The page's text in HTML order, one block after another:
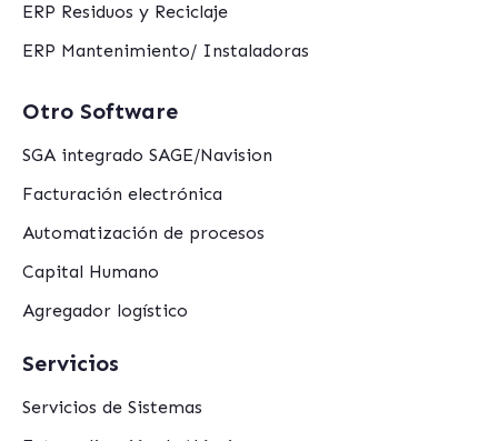
ERP Residuos y Reciclaje
ERP Mantenimiento/ Instaladoras
Otro Software
SGA integrado SAGE/Navision
Facturación electrónica
Automatización de procesos
Capital Humano
Agregador logístico
Servicios
Servicios de Sistemas